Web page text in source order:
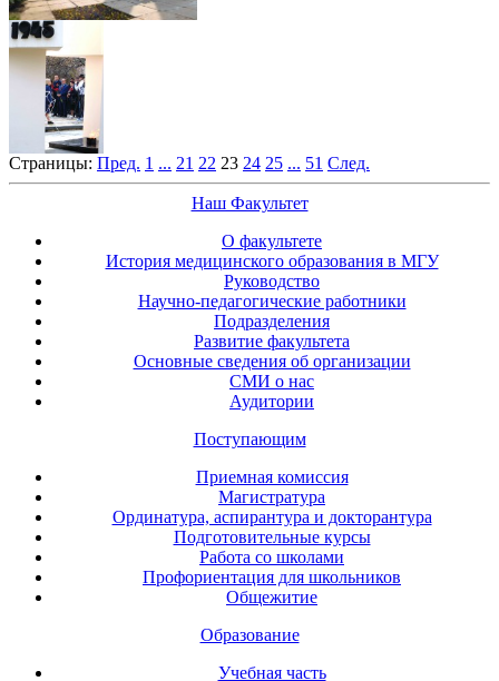
Страницы: Пред. 1 ... 21 22 23 24 25 ... 51 След.
Наш Факультет
О факультете
История медицинского образования в МГУ
Руководство
Научно-педагогические работники
Подразделения
Развитие факультета
Основные сведения об организации
СМИ о нас
Аудитории
Поступающим
Приемная комиссия
Магистратура
Ординатура, аспирантура и докторантура
Подготовительные курсы
Работа со школами
Профориентация для школьников
Общежитие
Образование
Учебная часть